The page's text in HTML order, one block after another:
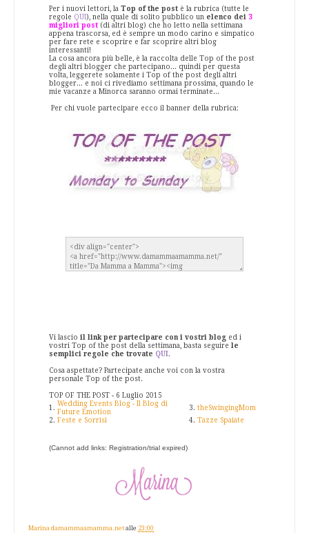
Per i nuovi lettori, la Top of the post è la rubrica (tutte le
regole QUI), nella quale di solito pubblico un elenco dei 3
migliori post (di altri blog) che ho letto nella settimana
appena trascorsa, ed è sempre un modo carino e simpatico
per fare rete e scoprire e far scoprire altri blog
interessanti!
La cosa ancora più belle, è la raccolta delle Top of the post
degli altri blogger che partecipano... quindi per questa
volta, leggerete solamente i Top of the post degli altri
blogger... e noi ci rivediamo settimana prossima, quando le
mie vacanze a Minorca saranno ormai terminate...
Per chi vuole partecipare ecco il banner della rubrica:
Vi lascio il link per partecipare con i vostri blog ed i
vostri Top of the post della settimana, basta seguire le
semplici regole che trovate QUI.
Cosa aspettate? Partecipate anche voi con la vostra
personale Top of the post.
TOP OF THE POST - 6 Luglio 2015
1.
Wedding Events Blog - Il Blog di
Future Emotion
3. theSwingingMom
2. Feste e Sorrisi 4. Tazze Spaiate
(Cannot add links: Registration/trial expired)
Marina damammaamamma.net alle 23:00